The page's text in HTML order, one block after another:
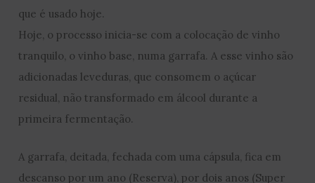
que é usado hoje.
Hoje, o processo inicia-se com a colocação de vinho
tranquilo, o vinho base, numa garrafa. A esse vinho são
adicionadas leveduras, que consomem o açúcar
residual, não transformado em álcool durante a
primeira fermentação.
A garrafa, deitada, fechada com uma cápsula, fica em
descanso por um ano (Reserva), por dois anos (Super